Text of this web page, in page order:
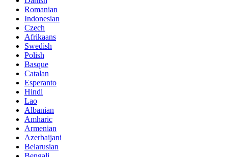
Romanian
Indonesian
Czech
Afrikaans
Swedish
Polish
Basque
Catalan
Esperanto
Hindi
Lao
Albanian
Amharic
Armenian
Azerbaijani
Belarusian